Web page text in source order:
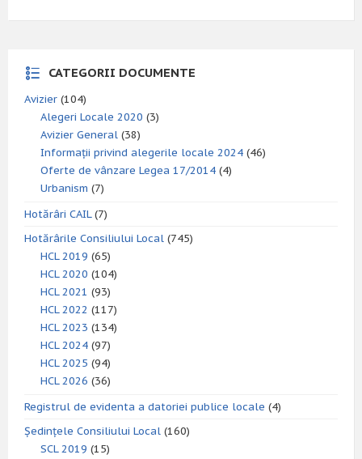
CATEGORII DOCUMENTE
Avizier (104)
Alegeri Locale 2020 (3)
Avizier General (38)
Informații privind alegerile locale 2024 (46)
Oferte de vânzare Legea 17/2014 (4)
Urbanism (7)
Hotărâri CAIL(7)
Hotărârile Consiliului Local (745)
HCL 2019 (65)
HCL 2020 (104)
HCL 2021 (93)
HCL 2022 (117)
HCL 2023 (134)
HCL 2024 (97)
HCL 2025 (94)
HCL 2026 (36)
Registrul de evidenta a datoriei publice locale (4)
Ședințele Consiliului Local (160)
SCL 2019 (15)